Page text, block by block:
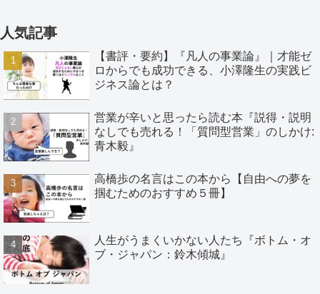
人気記事
【書評・要約】『凡人の事業論』｜才能ゼ
ロからでも成功できる、小澤隆生の実践ビ
ジネス論とは？
営業が辛いと思ったら読む本『説得・説明
なしでも売れる！「質問型営業」のしかけ:
青木毅』
高橋歩の名言はこの本から【自由への夢を
掴むためのおすすめ５冊】
人生がうまくいかない人たち『ボトム・オ
ブ・ジャパン：鈴木傾城』